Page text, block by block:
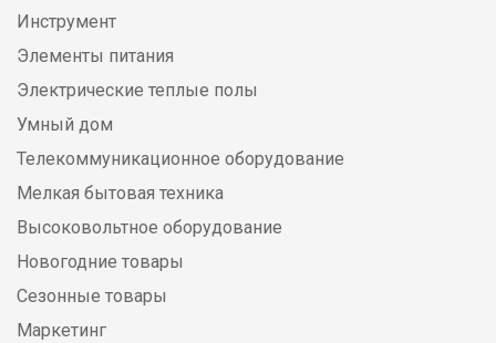
Инструмент
Элементы питания
Электрические теплые полы
Умный дом
Телекоммуникационное оборудование
Мелкая бытовая техника
Высоковольтное оборудование
Новогодние товары
Сезонные товары
Маркетинг